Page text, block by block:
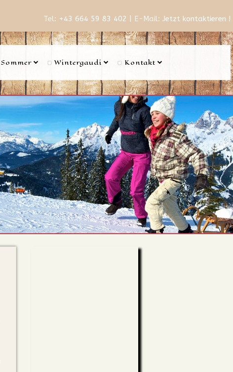
Tel: +43 664 59 83 402 | E-Mail: Jetzt kontaktieren !
Sommer Wintergaudi Kontakt